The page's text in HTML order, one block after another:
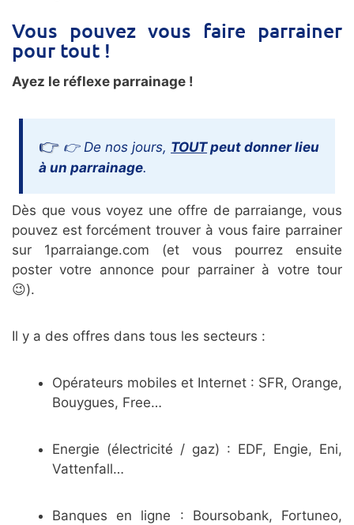
Vous pouvez vous faire parrainer
pour tout !
Ayez le réflexe parrainage !
👉 De nos jours, TOUTpeut donner lieu
à un parrainage.
Dès que vous voyez une offre de parraiange, vous
pouvez est forcément trouver à vous faire parrainer
sur 1parraiange.com (et vous pourrez ensuite
poster votre annonce pour parrainer à votre tour
😉).
Il y a des offres dans tous les secteurs :
Opérateurs mobiles et Internet : SFR, Orange,
Bouygues, Free…
Energie (électricité / gaz) : EDF, Engie, Eni,
Vattenfall…
Banques en ligne : Boursobank, Fortuneo,